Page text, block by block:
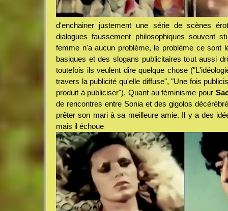
d'enchainer justement une série de scènes
dialogues faussement philosophiques souvent
femme n'a aucun problème, le problème ce sont
basiques et des slogans publicitaires tout aussi
toutefois ils veulent dire quelque chose
travers la publicité qu'elle diffuse", "Une fois
produit à publiciser"). Quant au féminisme pour
de rencontres entre Sonia et des gigolos
prêter son mari à sa meilleure amie. Il y a des
mais il échoue